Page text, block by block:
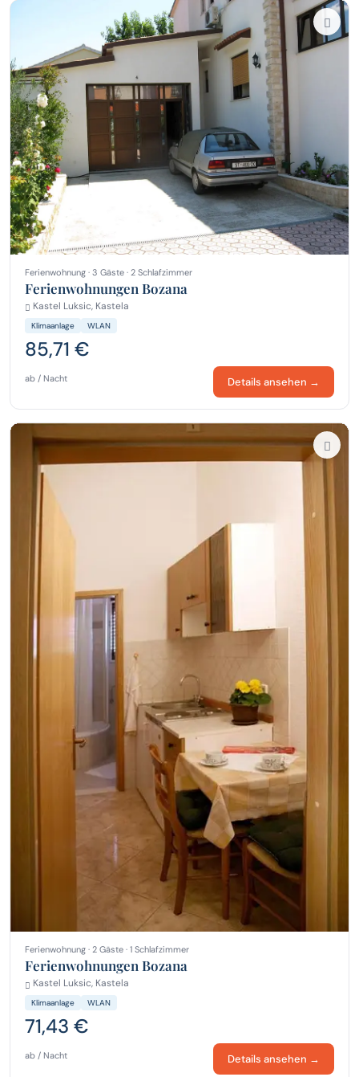
Ferienwohnung · 3 Gäste · 2 Schlafzimmer
Ferienwohnungen Bozana
Kastel Luksic, Kastela
Klimaanlage WLAN
85,71 €
ab / Nacht Details ansehen →
Ferienwohnung · 2 Gäste · 1 Schlafzimmer
Ferienwohnungen Bozana
Kastel Luksic, Kastela
Klimaanlage WLAN
71,43 €
ab / Nacht Details ansehen →